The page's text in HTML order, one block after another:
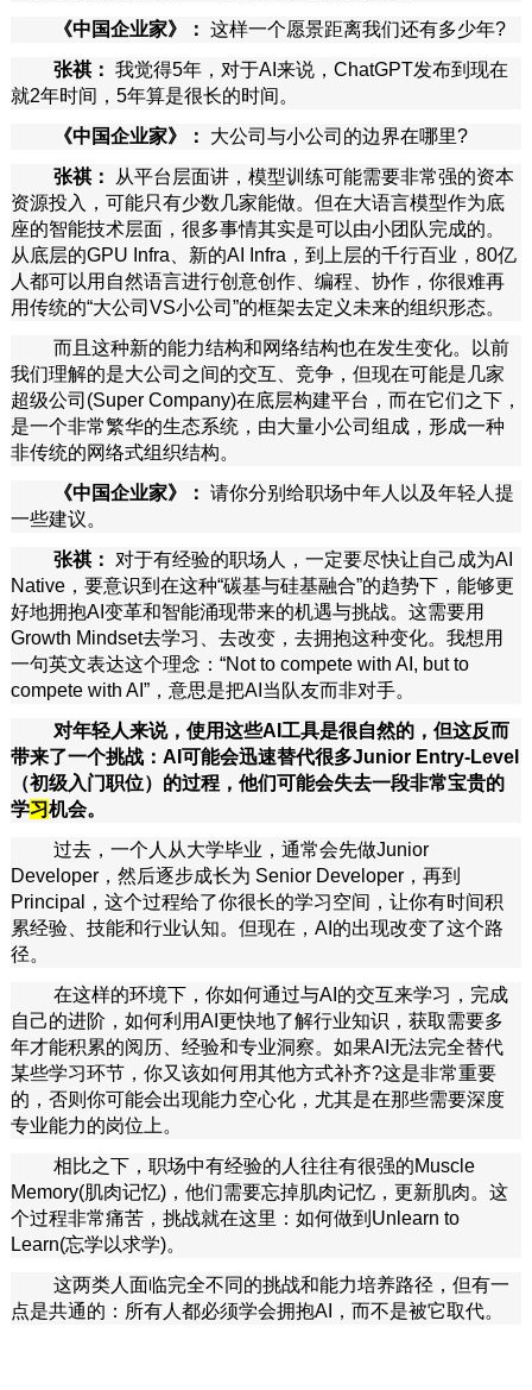
《中国企业家》： 这样一个愿景距离我们还有多少年?
张祺： 我觉得5年，对于AI来说，ChatGPT发布到现在
就2年时间，5年算是很长的时间。
《中国企业家》：
大公司与小公司的边界在哪里?
张祺：
从平台层面讲，模型训练可能需要非常强的资本
资源投入，可能只有少数几家能做。但在大语言模型作为底
座的智能技术层面，很多事情其实是可以由小团队完成的。
从底层的GPU Infra、新的AI Infra，到上层的千行百业，80亿
人都可以用自然语言进行创意创作、编程、协作，你很难再
用传统的“大公司VS小公司”的框架去定义未来的组织形态。
而且这种新的能力结构和网络结构也在发生变化。以前
我们理解的是大公司之间的交互、竞争，但现在可能是几家
超级公司(Super Company)在底层构建平台，而在它们之下，
是一个非常繁华的生态系统，由大量小公司组成，形成一种
非传统的网络式组织结构。
《中国企业家》： 请你分别给职场中年人以及年轻人提
一些建议。
张祺：
对于有经验的职场人，一定要尽快让自己成为AI
Native，要意识到在这种“碳基与硅基融合”的趋势下，能够更
好地拥抱AI变革和智能涌现带来的机遇与挑战。这需要用
Growth Mindset去学习、去改变，去拥抱这种变化。我想用
一句英文表达这个理念：“Not to compete with AI, but to
compete with AI”，意思是把AI当队友而非对手。
对年轻人来说，使用这些AI工具是很自然的，但这反而
带来了一个挑战：AI可能会迅速替代很多Junior Entry-Level
（初级入门职位）的过程，他们可能会失去一段非常宝贵的
学习机会。
过去，一个人从大学毕业，通常会先做Junior
Developer，然后逐步成长为 Senior Developer，再到
Principal，这个过程给了你很长的学习空间，让你有时间积
累经验、技能和行业认知。但现在，AI的出现改变了这个路
径。
在这样的环境下，你如何通过与AI的交互来学习，完成
自己的进阶，如何利用AI更快地了解行业知识，获取需要多
年才能积累的阅历、经验和专业洞察。如果AI无法完全替代
某些学习环节，你又该如何用其他方式补齐?这是非常重要
的，否则你可能会出现能力空心化，尤其是在那些需要深度
专业能力的岗位上。
相比之下，职场中有经验的人往往有很强的Muscle
Memory(肌肉记忆)，他们需要忘掉肌肉记忆，更新肌肉。这
个过程非常痛苦，挑战就在这里：如何做到Unlearn to
Learn(忘学以求学)。
这两类人面临完全不同的挑战和能力培养路径，但有一
点是共通的：所有人都必须学会拥抱AI，而不是被它取代。